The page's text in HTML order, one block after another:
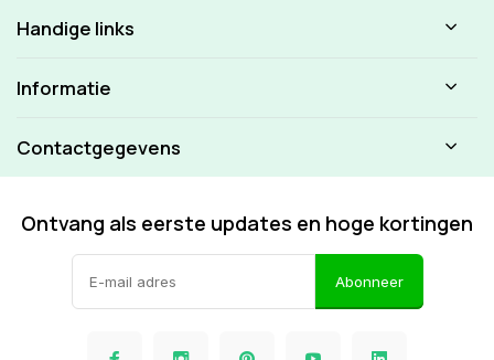
Handige links
Informatie
Contactgegevens
Ontvang als eerste updates en hoge kortingen
Abonneer